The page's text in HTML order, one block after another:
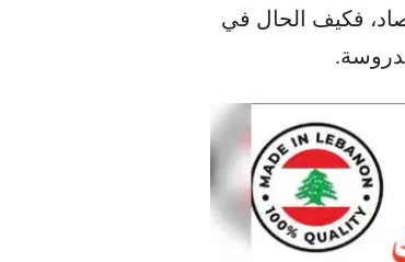
لإنعاش الإقتصاد، فكيف الحال في